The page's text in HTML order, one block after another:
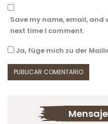
Save my name, email, and
next time I comment.
Ja, füge mich zu der